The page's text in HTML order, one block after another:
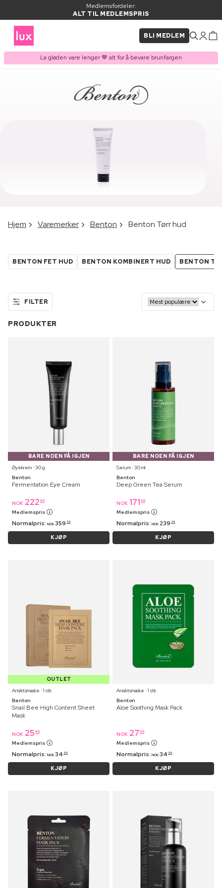
Medlemsfordeler:
ALT TIL MEDLEMSPRIS
BLI MEDLEM
La gløden vare lenger 🤎 alt for å bevare brunfargen
Hjem Varemerker Benton Benton Tørr hud
BENTON FET HUD BENTON KOMBINERT HUD BENTON
FILTER
PRODUKTER
BARE NOEN FÅ IGJEN
Øyekrem ⋅ 30 g
Benton
Fermentation Eye Cream
NOK 222 95
Medlemspris
Normalpris: NOK 359 95
KJØP
BARE NOEN FÅ IGJEN
Serum ⋅ 30 ml
Benton
Deep Green Tea Serum
NOK 171 95
Medlemspris
Normalpris: NOK 239 95
KJØP
OUTLET
Ansiktsmaske ⋅ 1 stk
Benton
Snail Bee High Content Sheet
Mask
NOK 25 95
Medlemspris
Normalpris: NOK 34 95
KJØP
Ansiktsmaske ⋅ 1 stk
Benton
Aloe Soothing Mask Pack
NOK 27 95
Medlemspris
Normalpris: NOK 34 95
KJØP